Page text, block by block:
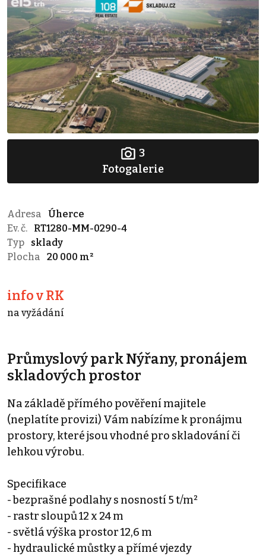
3
Fotogalerie
Adresa
Úherce
Ev. č.
RT1280-MM-0290-4
Typ
sklady
Plocha
20 000 m²
info v RK
na vyžádání
Průmyslový park Nýřany, pronájem
skladových prostor
Na základě přímého pověření majitele
(neplatíte provizi) Vám nabízíme k pronájmu
prostory, které jsou vhodné pro skladování či
lehkou výrobu.
Specifikace
- bezprašné podlahy s nosností 5 t/m²
- rastr sloupů 12 x 24 m
- světlá výška prostor 12,6 m
- hydraulické můstky a přímé vjezdy